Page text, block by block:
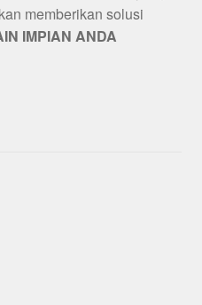
memberikan solusi
IMPIAN ANDA